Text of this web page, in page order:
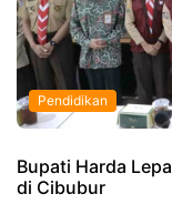
Pendidikan
Bupati Harda
di Cibubur